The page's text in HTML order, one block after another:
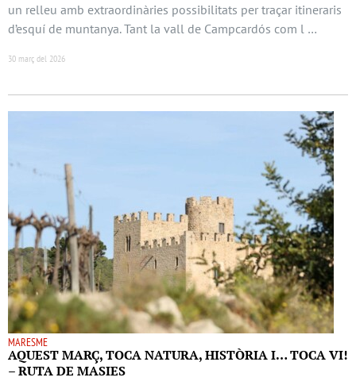
un relleu amb extraordinàries possibilitats per traçar itineraris
d’esquí de muntanya. Tant la vall de Campcardós com l …
30 març del 2026
MARESME
AQUEST MARÇ, TOCA NATURA, HISTÒRIA I… TOCA VI!
– RUTA DE MASIES